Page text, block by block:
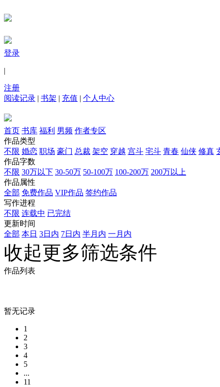
登录
|
注册
阅读记录 | 书架 | 充值 | 个人中心
首页 书库 福利 男频 作者专区
作品类型
不限 婚恋 职场 豪门 总裁 架空 穿越 宫斗 宅斗 青春 仙侠 修真
作品字数
不限 30万以下 30-50万 50-100万 100-200万 200万以上
作品属性
全部 免费作品 VIP作品 签约作品
写作进程
不限 连载中 已完结
更新时间
全部 本日 3日内 7日内 半月内 一月内
收起更多筛选条件
作品列表
暂无记录
1
2
3
4
5
...
11